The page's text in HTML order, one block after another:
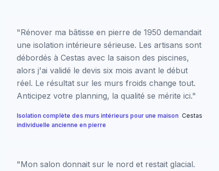
"Rénover ma bâtisse en pierre de 1950 demandait
une isolation intérieure sérieuse. Les artisans sont
débordés à Cestas avec la saison des piscines,
alors j'ai validé le devis six mois avant le début
réel. Le résultat sur les murs froids change tout.
Anticipez votre planning, la qualité se mérite ici."
Isolation complète des murs intérieurs pour une maison
individuelle ancienne en pierre
Cestas
"Mon salon donnait sur le nord et restait glacial.